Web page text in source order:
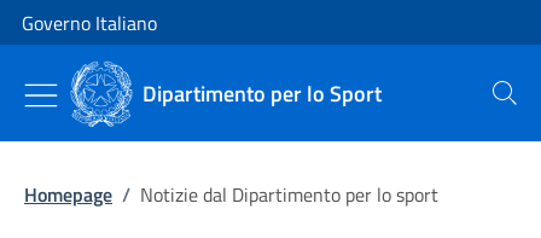
Vai al contenuto
Vai alla navigazione del sito
Governo Italiano
Dipartimento per lo Sport Cerca
Homepage / Notizie dal Dipartimento per lo sport